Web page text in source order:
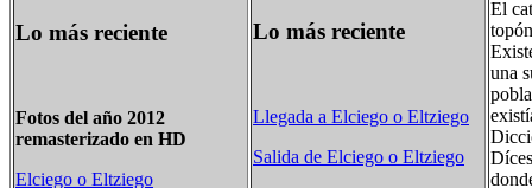
Lo más reciente
Fotos del año 2012
remasterizado en HD
Elciego o Eltziego
Lo más reciente
Llegada a Elciego o Eltziego
Salida de Elciego o Eltziego
El
una